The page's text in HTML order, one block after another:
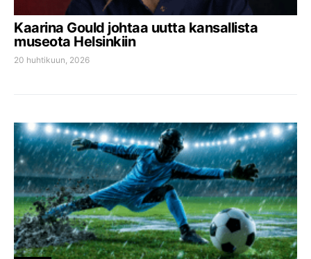
Kaarina Gould johtaa uutta kansallista
museota Helsinkiin
20 huhtikuun, 2026